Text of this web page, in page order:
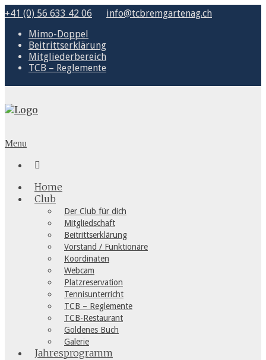
+41 (0) 56 633 42 06
info@tcbremgartenag.ch
Mimo-Doppel
Beitrittserklärung
Mitgliederbereich
TCB – Reglemente
Menu

Home
Club
Der Club für dich
Mitgliedschaft
Beitrittserklärung
Vorstand / Funktionäre
Koordinaten
Webcam
Platzreservation
Tennisunterricht
TCB – Reglemente
TCB-Restaurant
Goldenes Buch
Galerie
Jahresprogramm